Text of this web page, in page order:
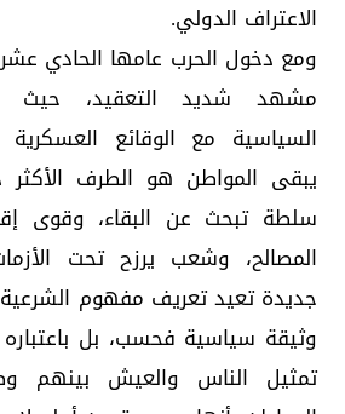
الاعتراف الدولي.
ومع دخول الحرب عامها الحادي
مشهد شديد التعقيد، حيث
السياسية مع الوقائع العسكرية
يبقى المواطن هو الطرف الأكثر
سلطة تبحث عن البقاء، وقوى
المصالح، وشعب يرزح تحت
جديدة تعيد تعريف مفهوم الشرعية
وثيقة سياسية فحسب، بل
تمثيل الناس والعيش بينهم